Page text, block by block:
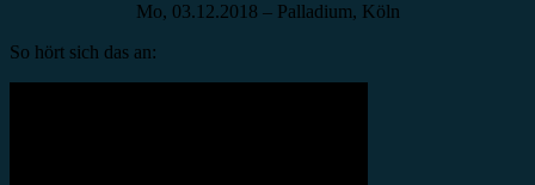
Mo, 03.12.2018 – Palladium, Köln
So hört sich das an: